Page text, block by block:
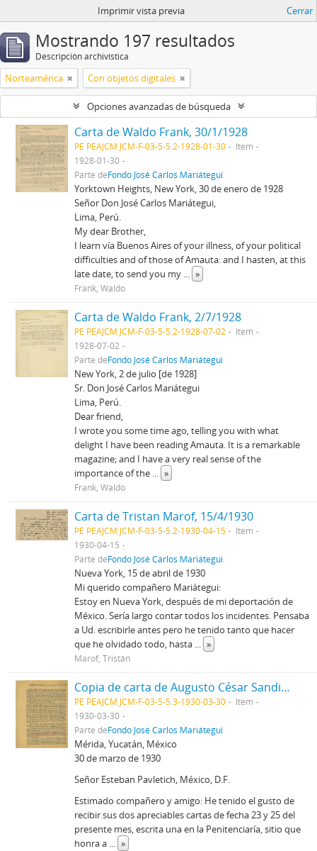
Imprimir vista previa Cerrar
Mostrando 197 resultados
Descripción archivística
Norteamérica Con objetos digitales
Opciones avanzadas de búsqueda
Carta de Waldo Frank, 30/1/1928
PE PEAJCM JCM-F-03-5-5.2-1928-01-30
Item
1928-01-30
Parte deFondo José Carlos Mariátegui
Yorktown Heights, New York, 30 de enero de 1928
Señor Don José Carlos Mariátegui,
Lima, Perú.
My dear Brother,
I learn vía Buenos Aires of your illness, of your political
difficulties and of those of Amauta: and I hasten, at this
late date, to send you my ... »
Frank, Waldo
Carta de Waldo Frank, 2/7/1928
PE PEAJCM JCM-F-03-5-5.2-1928-07-02
Item
1928-07-02
Parte deFondo José Carlos Mariátegui
New York, 2 de julio [de 1928]
Sr. Don José Carlos Mariátegui
Lima, Perú.
Dear friend,
I wrote you some time ago, telling you with what
delight I have been reading Amauta. It is a remarkable
magazine; and I have a very real sense of the
importance of the ... »
Frank, Waldo
Carta de Tristan Marof, 15/4/1930
PE PEAJCM JCM-F-03-5-5.2-1930-04-15
Item
1930-04-15
Parte deFondo José Carlos Mariátegui
Nueva York, 15 de abril de 1930
Mi querido compañero Mariátegui:
Estoy en Nueva York, después de mi deportación de
México. Sería largo contar todos los incidentes. Pensaba
a Ud. escribirle antes pero he tenido tanto que hacer
que he olvidado todo, hasta ... »
Marof, Tristán
Copia de carta de Augusto César Sandino a Estaban Pavletich, 30/3/1930
PE PEAJCM JCM-F-03-5-5.3-1930-03-30
Item
1930-03-30
Parte deFondo José Carlos Mariátegui
Mérida, Yucatán, México
30 de marzo de 1930
Señor Esteban Pavletich, México, D.F.
Estimado compañero y amigo: He tenido el gusto de
recibir sus dos apreciables cartas de fecha 23 y 25 del
presente mes, escrita una en la Penitenciaría, sitio que
honra a ... »